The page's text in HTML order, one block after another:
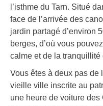
l’isthme du Tarn. Situé
face de l’arrivée des
jardin partagé d’environ
berges, d’où vous
calme et de la tranquillité
Vous êtes à deux pas de
vieille ville inscrite au
une heure de voiture